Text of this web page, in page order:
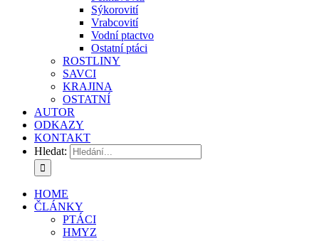
Sýkorovití
Vrabcovití
Vodní ptactvo
Ostatní ptáci
ROSTLINY
SAVCI
KRAJINA
OSTATNÍ
AUTOR
ODKAZY
KONTAKT
Hledat:
HOME
ČLÁNKY
PTÁCI
HMYZ